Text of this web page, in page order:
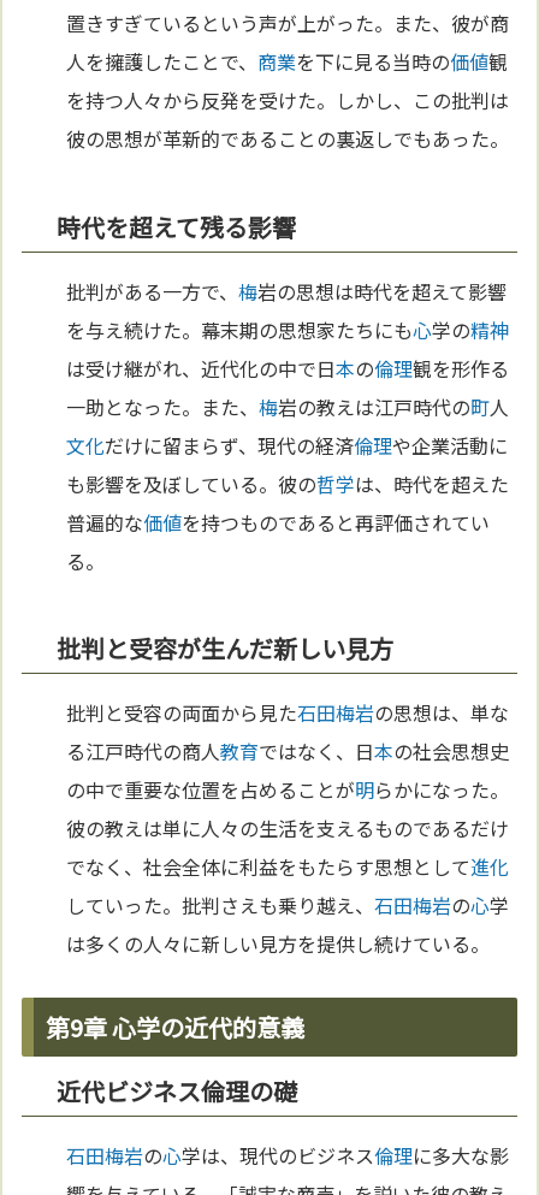
置きすぎているという声が上がった。また、彼が商
人を擁護したことで、 商業を下に見る当時の価値観
を持つ人々から反発を受けた。しかし、この批判は
彼の思想が革新的であることの裏返しでもあった。
時代を超えて残る影響
批判がある一方で、梅岩の思想は時代を超えて影響
を与え続けた。幕末期の思想家たちにも心学の精神
は受け継がれ、近代化の中で日本の倫理観を形作る
一助となった。また、梅岩の教えは江戸時代の町人
文化だけに留まらず、現代の経済倫理や企業活動に
も影響を及ぼしている。彼の哲学は、時代を超えた
普遍的な価値を持つものであると再評価されてい
る。
批判と受容が生んだ新しい見方
批判と受容の両面から見た石田梅岩の思想は、単な
る江戸時代の商人教育ではなく、日本の社会思想史
の中で重要な位置を占めることが明らかになった。
彼の教えは単に人々の生活を支えるものであるだけ
でなく、社会全体に利益をもたらす思想として進化
していった。批判さえも乗り越え、石田梅岩の心学
は多くの人々に新しい見方を提供し続けている。
第9章 心学の近代的意義
近代ビジネス倫理の礎
石田梅岩の心学は、現代のビジネス倫理に多大な影